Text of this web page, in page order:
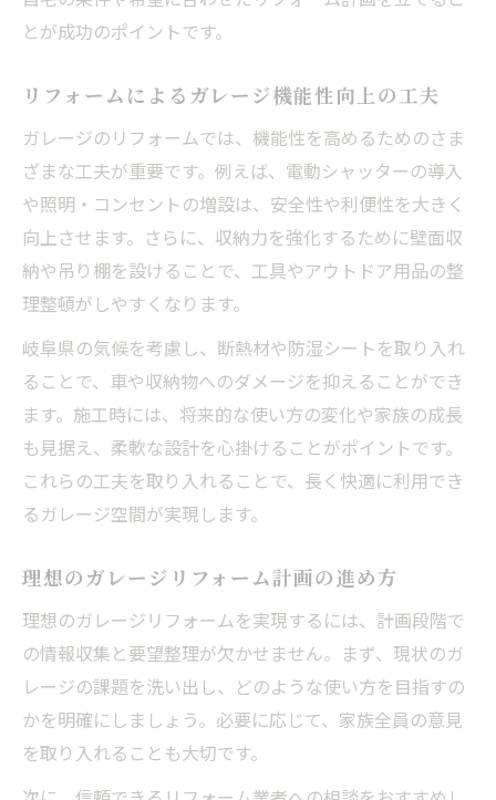
趣味を楽しむためのリフォーム事例集
リフォームで作る快適な趣味スペースの工
ガレージ拡張を考えたリフォーム提案
増車に対応するガレージ拡張リフォーム術
スペースを有効活用するリフォームの設計
法
駐車場拡張時のリフォームポイント解説
将来を見据えたガレージ拡張リフォーム案
リフォームで家族の要望に応えるガレージ
作り
とが成功のポイントです。
リフォームによるガレージ機能性向上の工夫
ガレージのリフォームでは、機能性を高めるためのさま
ざまな工夫が重要です。例えば、電動シャッターの導入
や照明・コンセントの増設は、安全性や利便性を大きく
向上させます。さらに、収納力を強化するために壁面収
納や吊り棚を設けることで、工具やアウトドア用品の整
理整頓がしやすくなります。
岐阜県の気候を考慮し、断熱材や防湿シートを取り入れ
ることで、車や収納物へのダメージを抑えることができ
ます。施工時には、将来的な使い方の変化や家族の成長
も見据え、柔軟な設計を心掛けることがポイントです。
これらの工夫を取り入れることで、長く快適に利用でき
るガレージ空間が実現します。
理想のガレージリフォーム計画の進め方
理想のガレージリフォームを実現するには、計画段階で
の情報収集と要望整理が欠かせません。まず、現状のガ
レージの課題を洗い出し、どのような使い方を目指すの
かを明確にしましょう。必要に応じて、家族全員の意見
を取り入れることも大切です。